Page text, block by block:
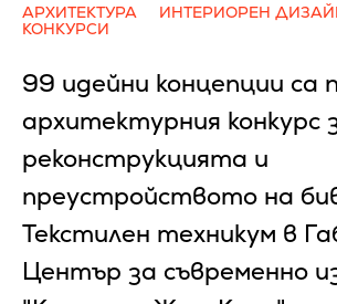
АРХИТЕКТУРА
ИНТЕРИОРЕН
КОНКУРСИ
99 идейни концепции са
архитектурния конкурс
реконструкцията и
преустройството на
Текстилен техникум в
Център за съвременно